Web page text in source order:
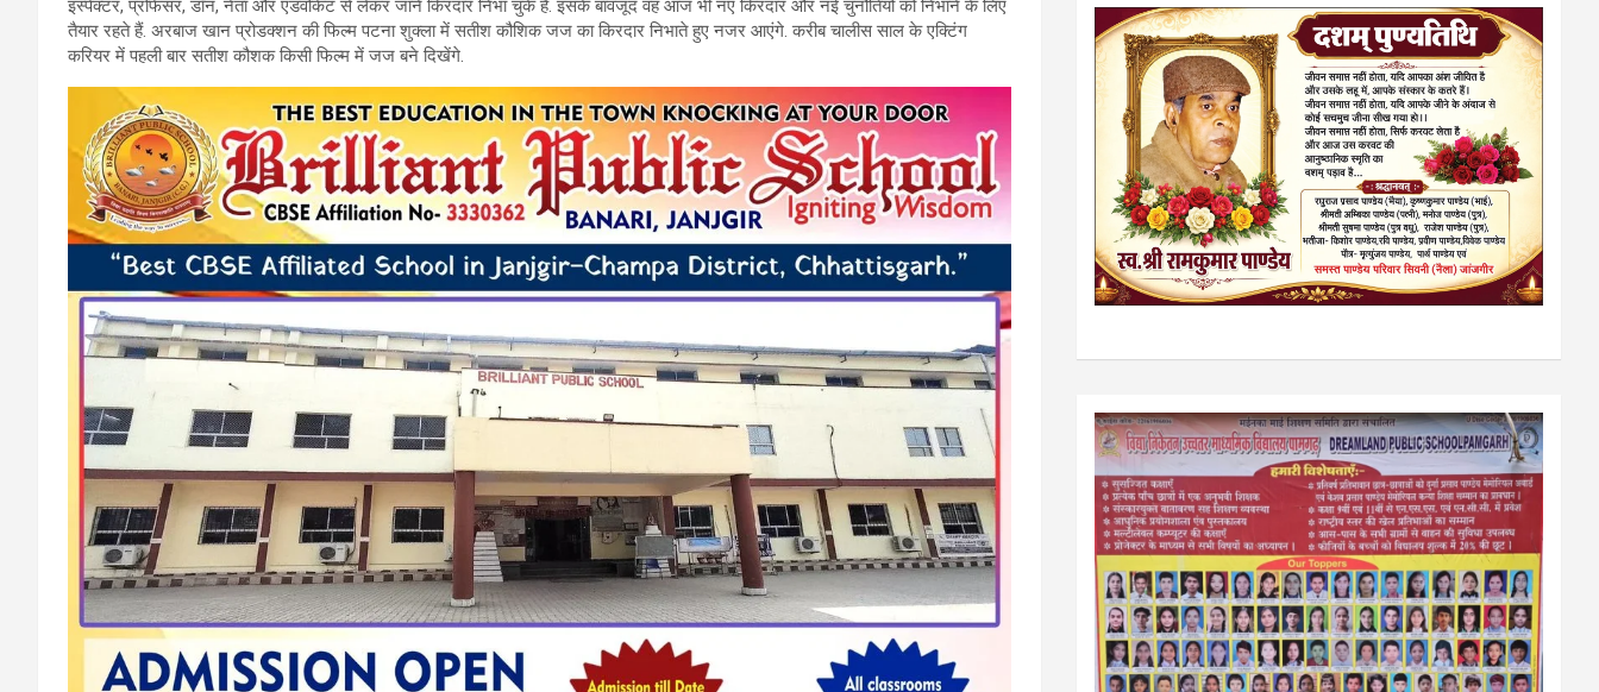
b
o
o
k
er s
A
p
p
gr
a
m
इंस्पेक्टर, प्रोफेसर, डॉन, नेता और एडवोकेट से लेकर जाने किरदार निभा चुके हैं. इसके बावजूद वह आज भी नए किरदार और नई चुनौतियों को निभाने के लिए
तैयार रहते हैं. अरबाज खान प्रोडक्शन की फिल्म पटना शुक्ला में सतीश कौशिक जज का किरदार निभाते हुए नजर आएंगे. करीब चालीस साल के एक्टिंग
करियर में पहली बार सतीश कौशक किसी फिल्म में जज बने दिखेंगे.